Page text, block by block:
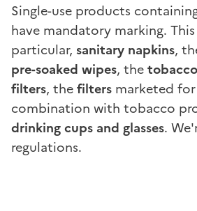
Single-use products
have mandatory marking.
particular, sanitary napkins,
pre-soaked wipes, the
filters, thefilters marketed
combination with tobacco
drinking cups and glasses.
regulations.